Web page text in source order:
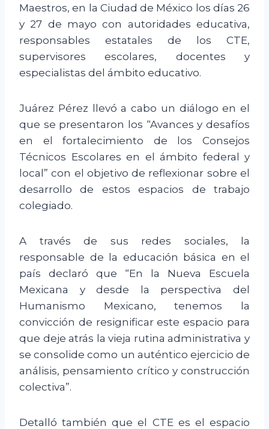
Maestros, en la Ciudad de México los días 26
y 27 de mayo con autoridades educativa,
responsables estatales de los CTE,
supervisores escolares, docentes y
especialistas del ámbito educativo.
Juárez Pérez llevó a cabo un diálogo en el
que se presentaron los “Avances y desafíos
en el fortalecimiento de los Consejos
Técnicos Escolares en el ámbito federal y
local” con el objetivo de reflexionar sobre el
desarrollo de estos espacios de trabajo
colegiado.
A través de sus redes sociales, la
responsable de la educación básica en el
país declaró que “En la Nueva Escuela
Mexicana y desde la perspectiva del
Humanismo Mexicano, tenemos la
convicción de resignificar este espacio para
que deje atrás la vieja rutina administrativa y
se consolide como un auténtico ejercicio de
análisis, pensamiento crítico y construcción
colectiva”.
Detalló también que el CTE es el espacio